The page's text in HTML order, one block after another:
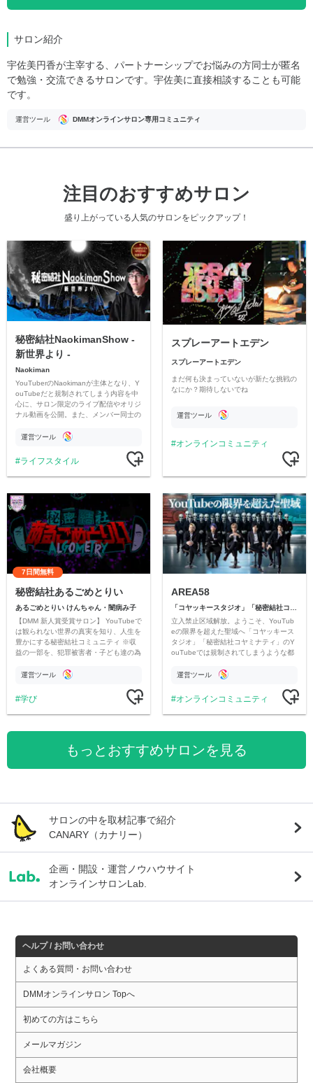
サロン紹介
宇佐美円香が主宰する、パートナーシップでお悩みの方同士が匿名
で勉強・交流できるサロンです。宇佐美に直接相談することも可能
です。
運営ツール DMMオンラインサロン専用コミュニティ
注目のおすすめサロン
盛り上がっている人気のサロンをピックアップ！
秘密結社NaokimanShow -
新世界より -
Naokiman
YouTuberのNaokimanが主体となり、Y
ouTubeだと規制されてしまう内容を中
心に、サロン限定のライブ配信やオリジ
ナル動画を公開。また、メンバー同士の
ただいています。
運営ツール
ライフスタイル
スプレーアートエデン
スプレーアートエデン
まだ何も決まっていないが新たな挑戦の
なにか？期待しないでね
運営ツール
オンラインコミュニティ
7日間無料
秘密結社あるごめとりい
あるごめとりい けんちゃん・闇病み子
【DMM 新人賞受賞サロン】 YouTubeで
は観られない世界の真実を知り、人生を
豊かにする秘密結社コミュニティ ※収
益の一部を、犯罪被害者・子ども達の為
す運営ツール
学び
AREA58
立入禁止区域解放。ようこそ、YouTub
eの限界を超えた聖域へ「コヤッキース
タジオ」「秘密結社コヤミナティ」のY
ouTubeでは規制されてしまうような都
公開。
運営ツール
オンラインコミュニティ
もっとおすすめサロンを見る
サロンの中を取材記事で紹介
CANARY（カナリー）
企画・開設・運営ノウハウサイト
オンラインサロンLab.
ヘルプ / お問い合わせ
よくある質問・お問い合わせ
DMMオンラインサロン Topへ
初めての方はこちら
メールマガジン
会社概要